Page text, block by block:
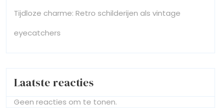
Tijdloze charme: Retro schilderijen als vintage
eyecatchers
Laatste reacties
Geen reacties om te tonen.